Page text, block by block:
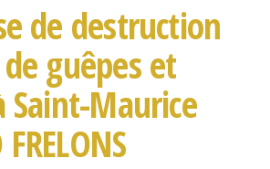
de destruction
guêpes et
Saint-Maurice